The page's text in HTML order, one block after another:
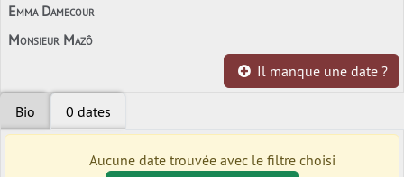
Emma Damecour
Monsieur Mazô
Il manque une date ?
Bio 0 dates
Aucune date trouvée avec le filtre choisi